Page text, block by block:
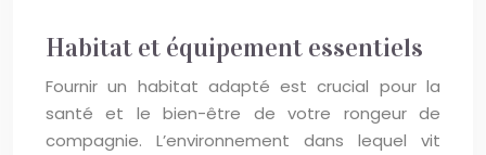
Habitat et équipement essentiels
Fournir un habitat adapté est crucial pour la
santé et le bien-être de votre rongeur de
compagnie. L’environnement dans lequel vit